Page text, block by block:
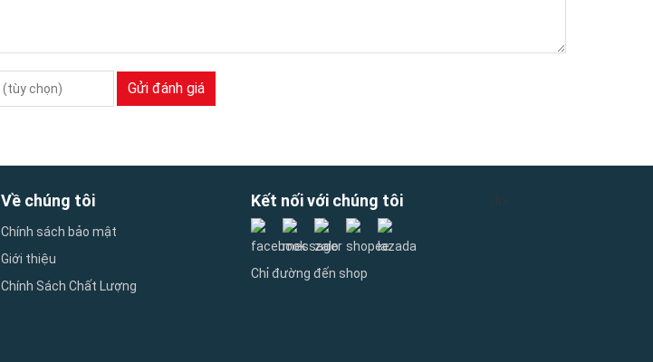
Gửi đánh giá
Về chúng tôi
Chính sách bảo mật
Giới thiệu
Chính Sách Chất Lượng
/li>
Kết nối với chúng tôi
Chỉ đường đến shop